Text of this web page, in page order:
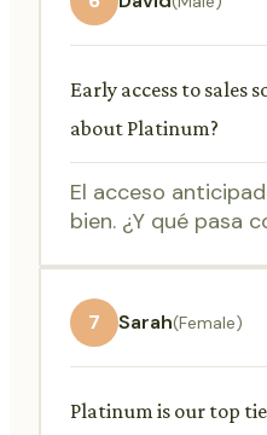
Early access to sales
about Platinum?
El acceso
bien. ¿Y qué pasa
7 Sarah(Female)
Platinum is our top